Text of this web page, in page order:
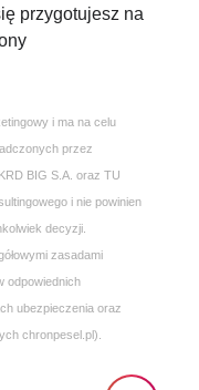
przygotujesz na
i ma na celu
przez
BIG S.A. oraz TU
i nie powinien
decyzji.
zasadami
odpowiednich
ubezpieczenia oraz
chronpesel.pl).